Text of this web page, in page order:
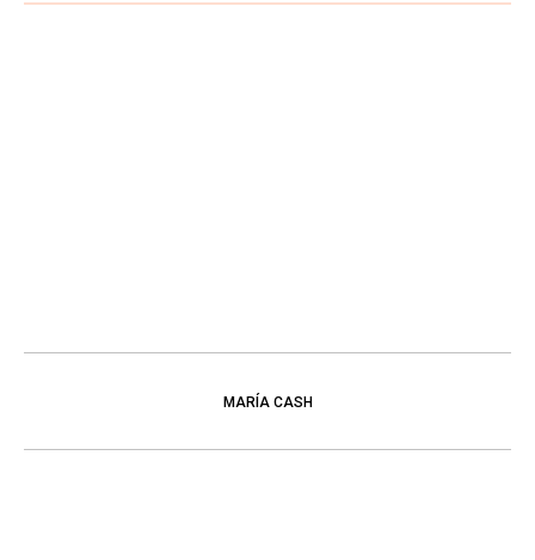
MARÍA CASH